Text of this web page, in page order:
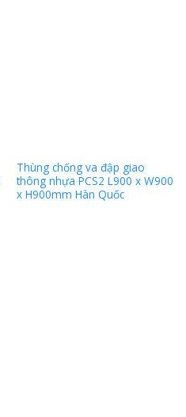
Thùng chống va đập giao
thông nhựa PCS2 L900 x W900
x H900mm Hàn Quốc